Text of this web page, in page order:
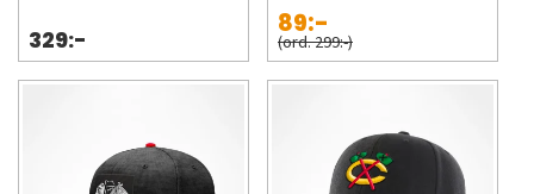
329:-
89:-
(ord. 299:-)